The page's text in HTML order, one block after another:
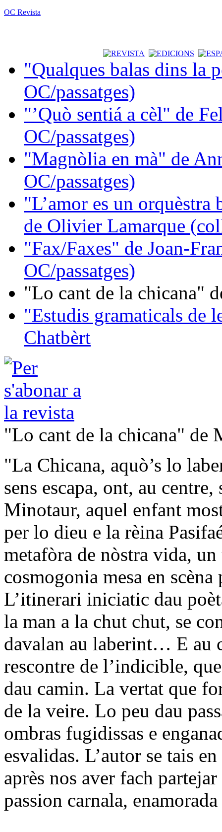
OC Revista
"Qualques balas dins la
OC/passatges)
"’Quò sentiá a cèl" de
OC/passatges)
"Magnòlia en mà" de
OC/passatges)
"L’amor es un orquèstra
de Olivier Lamarque
"Fax/Faxes" de Joan-
OC/passatges)
"Lo cant de la chicana"
"Estudis gramaticals de
Chatbèrt
"Lo cant de la chicana" de
"La Chicana, aquò’s lo
sens escapa, ont, au
Minotaur, aquel enfant
per lo dieu e la rèina
metafòra de nòstra vida,
cosmogonia mesa en
L’itinerari iniciatic dau
la man a la chut chut, se
davalan au laberint… E au
rescontre de l’indicible,
dau camin. La vertat que
de la veire. Lo peu dau
ombras fugidissas e
esvalidas. L’autor se tais
après nos aver fach
passion carnala,